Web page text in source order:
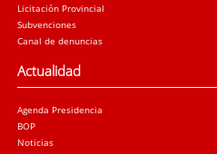
Licitación Provincial
Subvenciones
Canal de denuncias
Actualidad
Agenda Presidencia
BOP
Noticias